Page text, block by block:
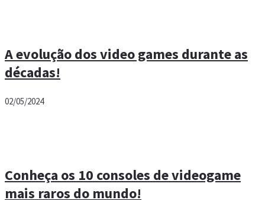
A evolução dos video games durante as
décadas!
02/05/2024
Conheça os 10 consoles de videogame
mais raros do mundo!